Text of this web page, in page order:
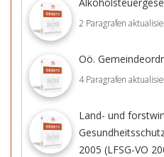
2 Paragrafen
Oö.
4 Paragrafen
Land- und
2005 (LFSG-VO